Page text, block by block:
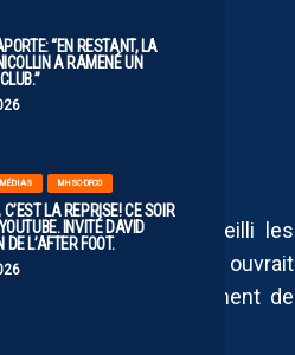
“EN RESTANT, LA
A RAMENÉ UN
MÉDIAS MHSC-DFCO
LA REPRISE! CE SOIR
INVITÉ DAVID
L’AFTER FOOT.
7 MAI :
de Grammont a accueilli les
détendue. Le MHSC ouvrait
assister à l’entraînement de